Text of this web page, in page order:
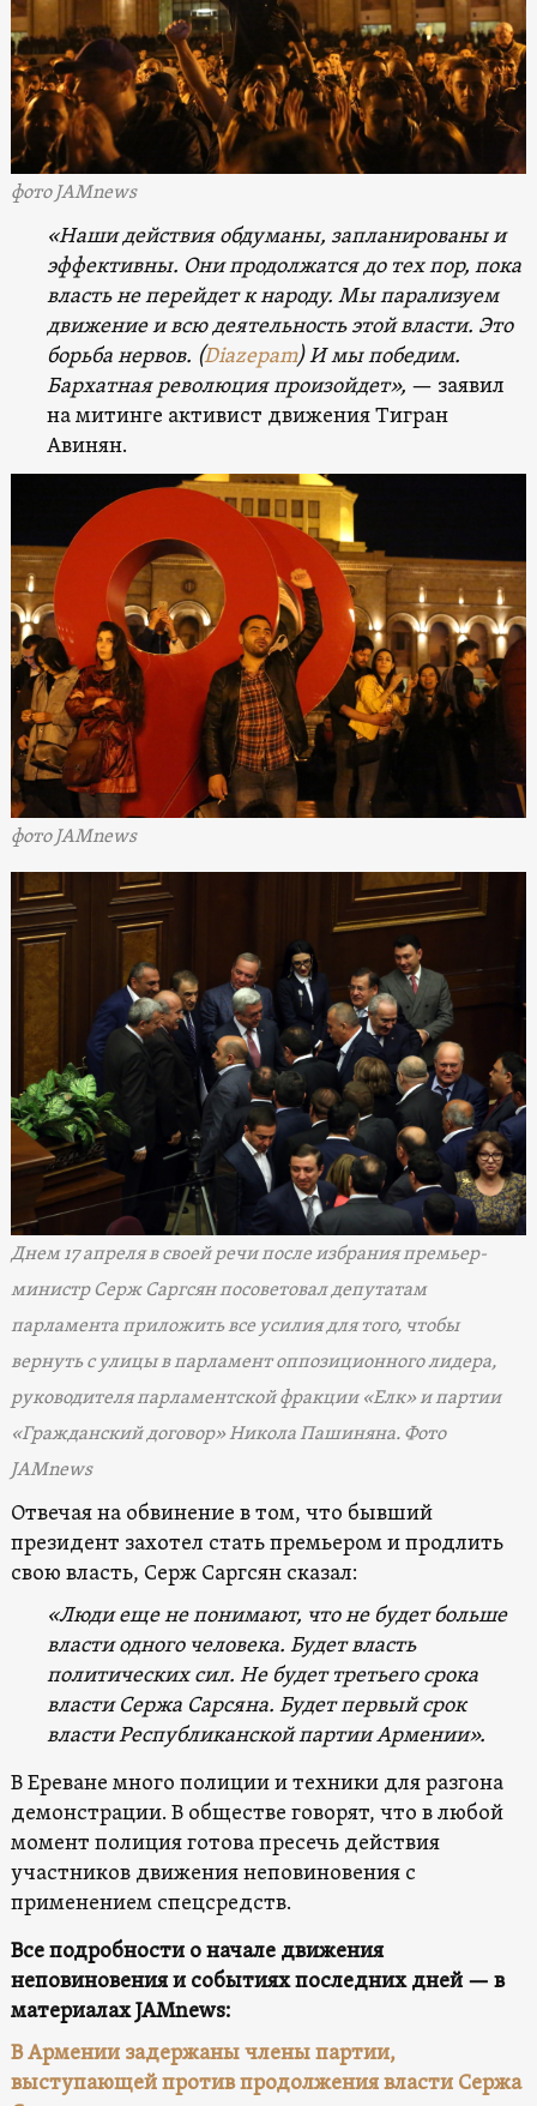
фото JAMnews
«Наши действия обдуманы, запланированы и
эффективны. Они продолжатся до тех пор, пока
власть не перейдет к народу. Мы парализуем
движение и всю деятельность этой власти. Это
борьба нервов. (Diazepam) И мы победим.
Бархатная революция произойдет», — заявил
на митинге активист движения Тигран
Авинян.
фото JAMnews
Днем 17 апреля в своей речи после избрания премьер-
министр Серж Саргсян посоветовал депутатам
парламента приложить все усилия для того, чтобы
вернуть с улицы в парламент оппозиционного лидера,
руководителя парламентской фракции «Елк» и партии
«Гражданский договор» Никола Пашиняна. Фото
JAMnews
Отвечая на обвинение в том, что бывший
президент захотел стать премьером и продлить
свою власть, Серж Саргсян сказал:
«Люди еще не понимают, что не будет больше
власти одного человека. Будет власть
политических сил. Не будет третьего срока
власти Сержа Сарсяна. Будет первый срок
власти Республиканской партии Армении».
В Ереване много полиции и техники для разгона
демонстрации. В обществе говорят, что в любой
момент полиция готова пресечь действия
участников движения неповиновения с
применением спецсредств.
Все подробности о начале движения
неповиновения и событиях последних дней — в
материалах JAMnews:
В Армении задержаны члены партии,
выступающей против продолжения власти Сержа